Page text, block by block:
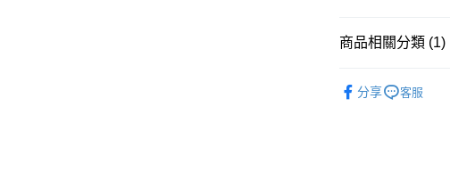
商品相關分類 (1)
分享
客服